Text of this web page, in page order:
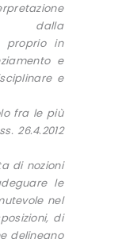
dalla
proprio in
e
e
fra le più
26.4.2012
di nozioni
le
nel
di
delineano